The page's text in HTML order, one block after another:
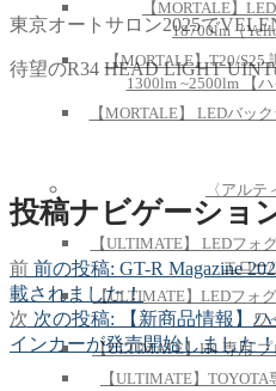
【MORTALE】
18700lm（
【MORTALE】T20/S25
1300lm ~2500lm 【
【MORTALE】 LEDバッ
〈アルテ
【ULTIMATE】 LEDフォ
エロー/
【ULTIMATE】LEDフォ
ワ
【ULTIMATE】H4 専用
【ULTIMATE】
東京オートサロン2025で
待望のR34 HEAD LIGHT
投稿ナビゲーショ
前 前の投稿: GT-R Magazine
載されました！
次 次の投稿:
【新商品情報】
インカーが発売開始しました！